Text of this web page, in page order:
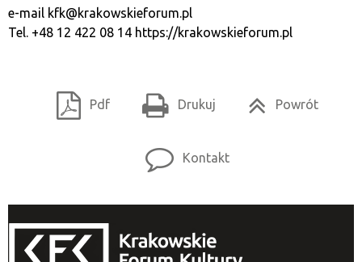
e-mail kfk@krakowskieforum.pl
Tel. +48 12 422 08 14 https://krakowskieforum.pl
Pdf Drukuj Powrót
Kontakt